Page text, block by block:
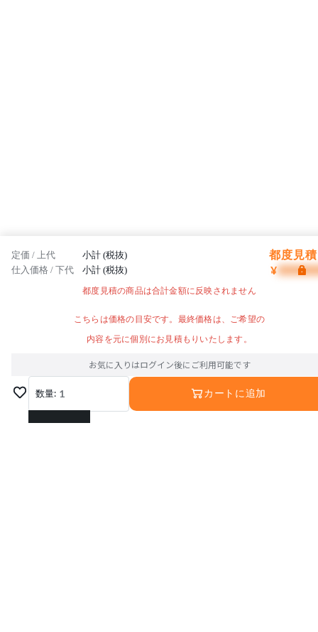
定価 / 上代 小計 (税抜) 都度見
仕入価格 / 下代 小計 (税抜) ¥
都度見積の商品は合計金額に反映されません
こちらは価格の目安です。最終価格は、ご希望の
内容を元に個別にお見積もりいたします。
お気に入りはログイン後にご利用可能です
数量: 1
1
カートに追加